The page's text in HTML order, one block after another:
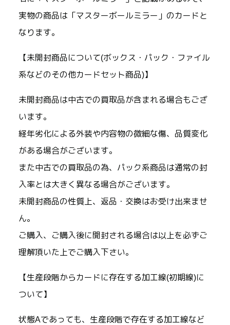
実物の商品は「マスターボールミラー」のカードと
なります。
【未開封商品について(ボックス・パック・ファイル
系などのその他カードセット商品)】
未開封商品は中古での買取品が含まれる場合もござ
います。
経年劣化による外装や内容物の微細な傷、品質変化
がある場合がございます。
また中古での買取品の為、パック系商品は通常の封
入率とは大きく異なる場合がございます。
未開封商品の性質上、返品・交換はお受け出来ませ
ん。
ご購入、ご購入後に開封される場合は以上を必ずご
理解頂いた上でご購入下さい。
【生産段階からカードに存在する加工線(初期線)に
ついて】
状態Aであっても、生産段階で存在する加工線など